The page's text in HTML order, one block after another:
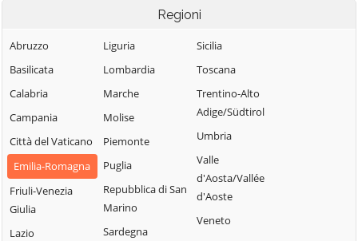
Regioni
Abruzzo
Basilicata
Calabria
Campania
Città del Vaticano
Emilia-Romagna
Friuli-Venezia
Giulia
Lazio
Liguria
Lombardia
Marche
Molise
Piemonte
Puglia
Repubblica di San
Marino
Sardegna
Sicilia
Toscana
Trentino-Alto
Adige/Südtirol
Umbria
Valle
d'Aosta/Vallée
d'Aoste
Veneto